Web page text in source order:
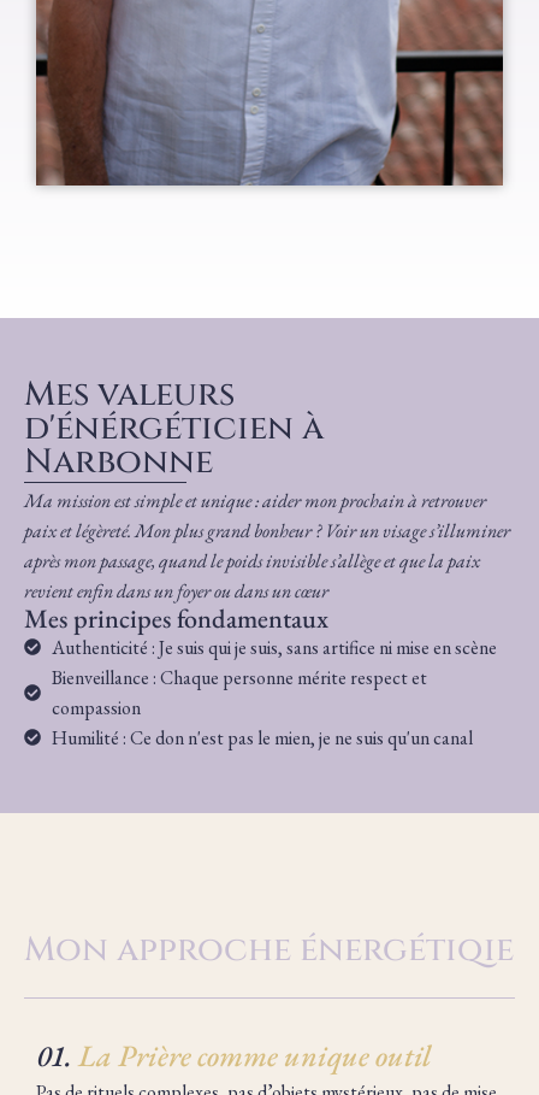
Mes valeurs
d'énérgéticien à
Narbonne
Ma mission est simple et unique : aider mon prochain à retrouver
paix et légèreté. Mon plus grand bonheur ? Voir un visage s’illuminer
après mon passage, quand le poids invisible s’allège et que la paix
revient enfin dans un foyer ou dans un cœur
Mes principes fondamentaux
Authenticité : Je suis qui je suis, sans artifice ni mise en scène
Bienveillance : Chaque personne mérite respect et
compassion
Humilité : Ce don n'est pas le mien, je ne suis qu'un canal
Mon approche énergétiqie
01.La Prière comme unique outil